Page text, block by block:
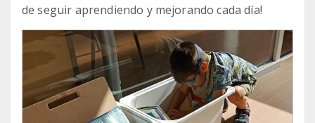
de seguir aprendiendo y mejorando cada día!